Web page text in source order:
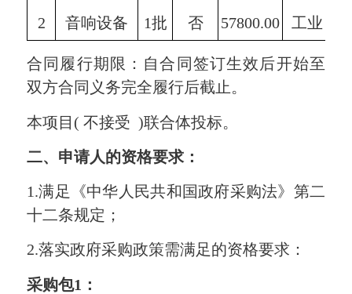
2 音响设备 1批 否 57800.00 工业
合同履行期限：自合同签订生效后开始至
双方合同义务完全履行后截止。
本项目 ( 不接受 )联合体投标。
二、申请人的资格要求：
1.满足《中华人民共和国政府采购法》第二
十二条规定；
2.落实政府采购政策需满足的资格要求：
采购包1：